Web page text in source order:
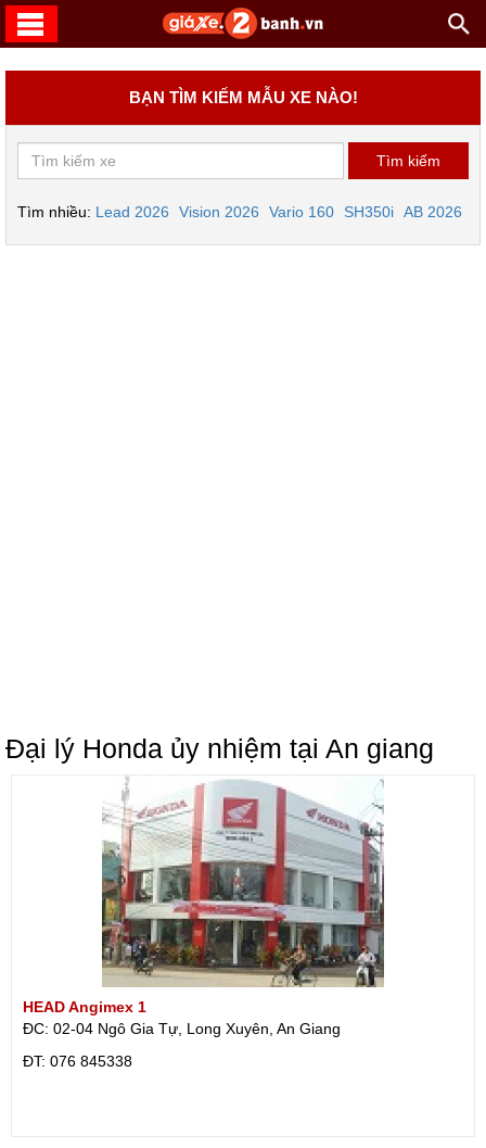
BẠN TÌM KIẾM MẪU XE NÀO!
Tìm nhiều: Lead 2026 Vision 2026 Vario 160 SH350i AB 2026
Đại lý Honda ủy nhiệm tại An giang
HEAD Angimex 1
ĐC: 02-04 Ngô Gia Tự, Long Xuyên, An Giang
ÐT: 076 845338